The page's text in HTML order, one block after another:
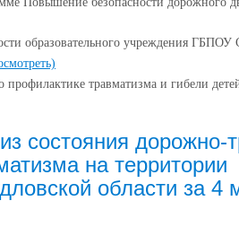
образовательного учреждения ГБПОУ
профилактике травматизма и гибели
состояния дорожно-
на территории
области за 4